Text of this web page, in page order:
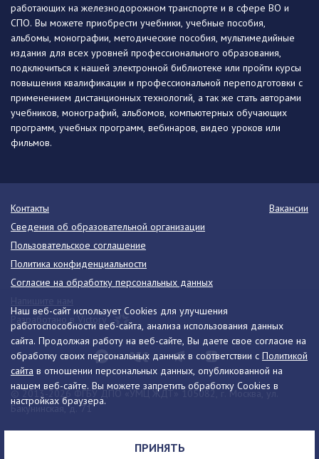
Наш веб-сайт использует Cookies для улучшения
работоспособности веб-сайта, анализа использования данных
сайта. Продолжая работу на веб-сайте, Вы даете свое согласие на
обработку своих персональных данных в соответствии с Политикой
сайта в отношении персональных данных, опубликованной на
нашем веб-сайте. Вы можете запретить обработку Cookies в
настройках браузера.
ПРИНЯТЬ
работающих на железнодорожном транспорте и в сфере ВО и
СПО. Вы можете приобрести учебники, учебные пособия,
альбомы, монографии, методические пособия, мультимедийные
издания для всех уровней профессионального образования,
подключиться к нашей электронной библиотеке или пройти курсы
повышения квалификации и профессиональной переподготовки с
применением дистанционных технологий, а так же стать авторами
учебников, монографий, альбомов, компьютерных обучающих
программ, учебных программ, вебинаров, видео уроков или
фильмов.
© 2013-2026 ФГБУ ДПО «УМЦ ЖДТ» 105082, г. Москва, ул.
Бакунинская, д. 71
Телефон:8 (495) 739-00-30 info@umczdt.ru
схема проезда
Контакты
Вакансии
Сведения об образовательной организации
Пользовательское соглашение
Политика конфиденциальности
Согласие на обработку персональных данных
Разработано в Victory